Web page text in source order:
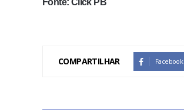
Fonte: Click PB
COMPARTILHAR Facebook